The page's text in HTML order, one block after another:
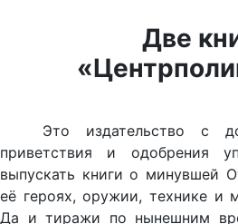
Две
Это издательство с
приветствия и одобрения
выпускать книги о минувшей
её героях, оружии, технике и
Да и тиражи по нынешним